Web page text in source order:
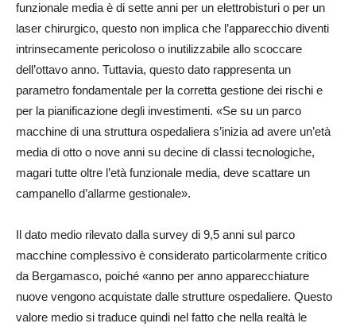
funzionale media è di sette anni per un elettrobisturi o per un
laser chirurgico, questo non implica che l’apparecchio diventi
intrinsecamente pericoloso o inutilizzabile allo scoccare
dell’ottavo anno. Tuttavia, questo dato rappresenta un
parametro fondamentale per la corretta gestione dei rischi e
per la pianificazione degli investimenti. «Se su un parco
macchine di una struttura ospedaliera s’inizia ad avere un’età
media di otto o nove anni su decine di classi tecnologiche,
magari tutte oltre l’età funzionale media, deve scattare un
campanello d’allarme gestionale».
Il dato medio rilevato dalla survey di 9,5 anni sul parco
macchine complessivo è considerato particolarmente critico
da Bergamasco, poiché «anno per anno apparecchiature
nuove vengono acquistate dalle strutture ospedaliere. Questo
valore medio si traduce quindi nel fatto che nella realtà le